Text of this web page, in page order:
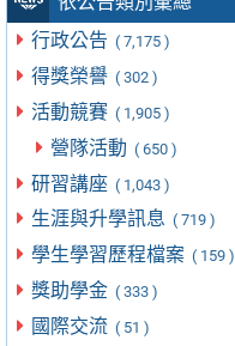
行政公告 ( 7,175 )
得獎榮譽 ( 302 )
活動競賽 ( 1,905 )
營隊活動 ( 650 )
研習講座 ( 1,043 )
生涯與升學訊息 ( 719 )
學生學習歷程檔案 ( 159 )
獎助學金 ( 333 )
國際交流 ( 51 )